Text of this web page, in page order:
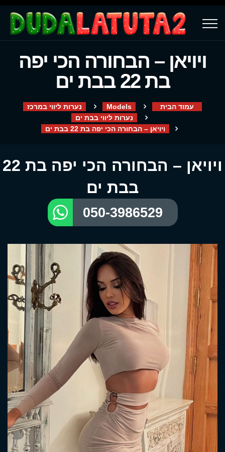
ויויאן – הבחורה הכי יפה
בת 22 בבת ים
עמוד הבית Models
נערות ליווי במרכז
נערות ליווי בבת ים
ויויאן – הבחורה הכי יפה בת 22 בבת ים
ויויאן – הבחורה הכי יפה בת 22
בבת ים
050-3986529